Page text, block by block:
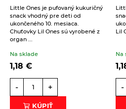
Beriem na vedomiespracovanie
ODOSLAŤ
Little Ones je pufovaný kukuričný
snack vhodný pre deti od
ukončeného 10. mesiaca.
Chuťovky Lil Ones sú vyrobené z
organ ...
Na sklade
1,18 €
- +
KÚPIŤ
Lil
Na
-